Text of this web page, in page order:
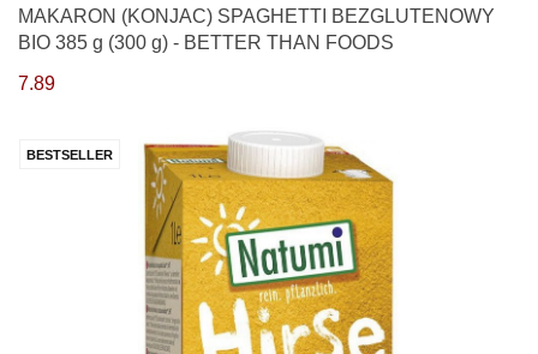
MAKARON (KONJAC) SPAGHETTI BEZGLUTENOWY
BIO 385 g (300 g) - BETTER THAN FOODS
7.89
BESTSELLER